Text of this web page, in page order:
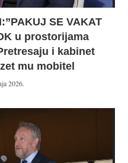
SE VAKAT
u prostorijama
i kabinet
mu mobitel
2026.